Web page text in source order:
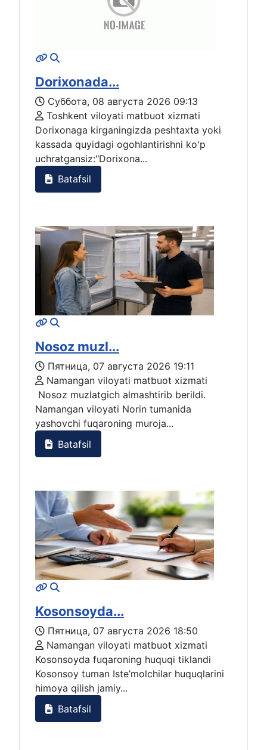
Dorixonada...
Суббота, 08 августа 2026 09:13
Toshkent viloyati matbuot xizmati
Dorixonaga kirganingizda peshtaxta yoki
kassada quyidagi ogohlantirishni ko'p
uchratgansiz:"Dorixona...
Batafsil
Nosoz muzl...
Пятница, 07 августа 2026 19:11
Namangan viloyati matbuot xizmati
Nosoz muzlatgich almashtirib berildi.
Namangan viloyati Norin tumanida
yashovchi fuqaroning muroja...
Batafsil
Kosonsoyda...
Пятница, 07 августа 2026 18:50
Namangan viloyati matbuot xizmati
Kosonsoyda fuqaroning huquqi tiklandi
Kosonsoy tuman Iste’molchilar huquqlarini
himoya qilish jamiy...
Batafsil